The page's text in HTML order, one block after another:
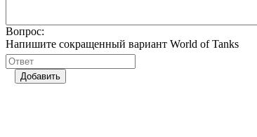
Вопрос:
Напишите сокращенный вариант World of Tanks
Добавить